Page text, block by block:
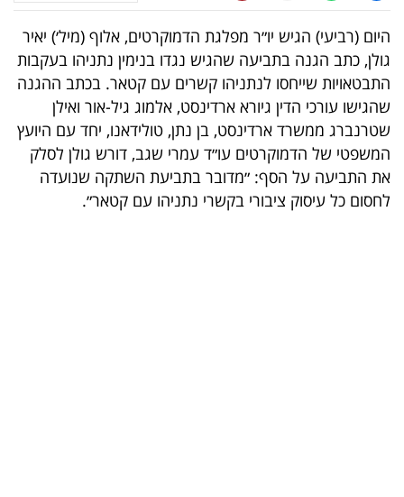
טלוויזיה
עסקי
ספורט
קריירה
ולימודים
מינויים
היום (רביעי) הגיש יו״ר מפלגת הדמוקרטים, אלוף (מיל׳) יאיר
גולן, כתב הגנה בתביעה שהגיש נגדו בנימין נתניהו בעקבות
התבטאויות שייחסו לנתניהו קשרים עם קטאר. בכתב ההגנה
שהגישו עורכי הדין גיורא ארדינסט, אלמוג גיל-אור ואילן
שטרנברג ממשרד ארדינסט, בן נתן, טולידאנו, יחד עם היועץ
המשפטי של הדמוקרטים עו״ד עמרי שגב, דורש גולן לסלק
את התביעה על הסף: ״מדובר בתביעת השתקה שנועדה
לחסום כל עיסוק ציבורי בקשרי נתניהו עם קטאר״.